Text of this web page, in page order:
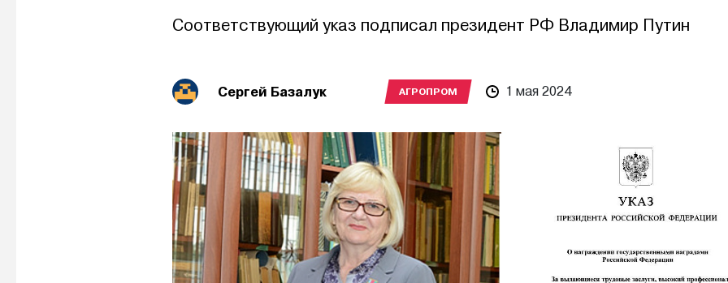
Соответствующий указ подписал президент РФ Владимир Путин
Сергей Базалук АГРОПРОМ 1 мая 2024